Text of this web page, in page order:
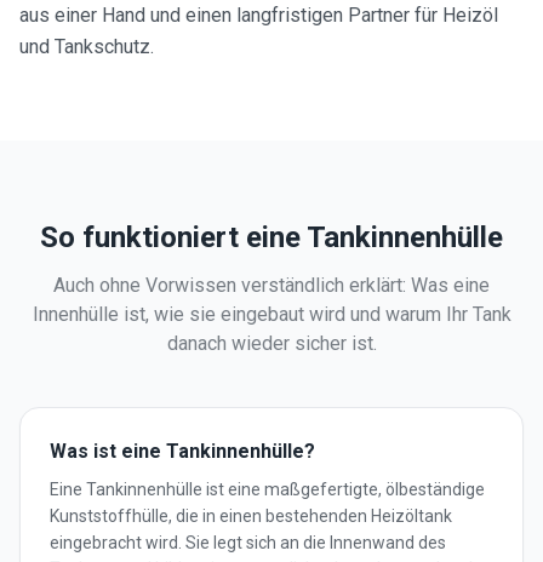
aus einer Hand und einen langfristigen Partner für Heizöl
und Tankschutz.
So funktioniert eine Tankinnenhülle
Auch ohne Vorwissen verständlich erklärt: Was eine
Innenhülle ist, wie sie eingebaut wird und warum Ihr Tank
danach wieder sicher ist.
Was ist eine Tankinnenhülle?
Eine Tankinnenhülle ist eine maßgefertigte, ölbeständige
Kunststoffhülle, die in einen bestehenden Heizöltank
eingebracht wird. Sie legt sich an die Innenwand des